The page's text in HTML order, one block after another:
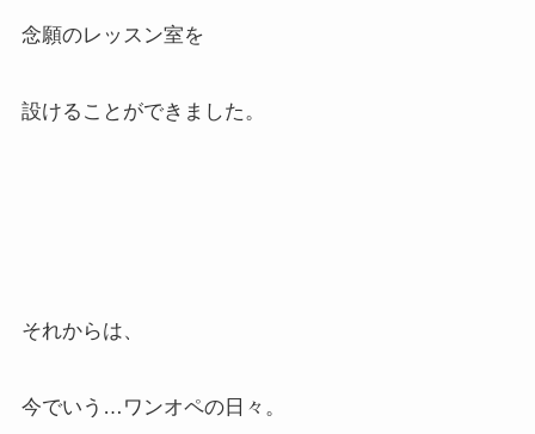
念願のレッスン室を
設けることができました。
それからは、
今でいう…ワンオペの日々。